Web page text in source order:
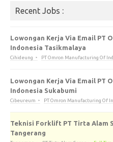
Recent Jobs :
Lowongan Kerja Via Email PT
Indonesia Tasikmalaya
Cihideung PT Omron Manufacturing Of
Lowongan Kerja Via Email PT
Indonesia Sukabumi
Cibeureum PT Omron Manufacturing Of
Teknisi Forklift PT Tirta Alam
Tangerang